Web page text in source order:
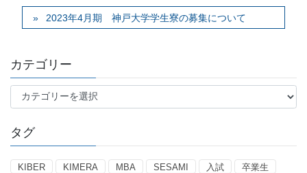
2023年4月期 神戸大学学生寮の募集について
カテゴリー
テ
リ
ー
タグ
KIBER KIMERA MBA SESAMI 入試 卒業生